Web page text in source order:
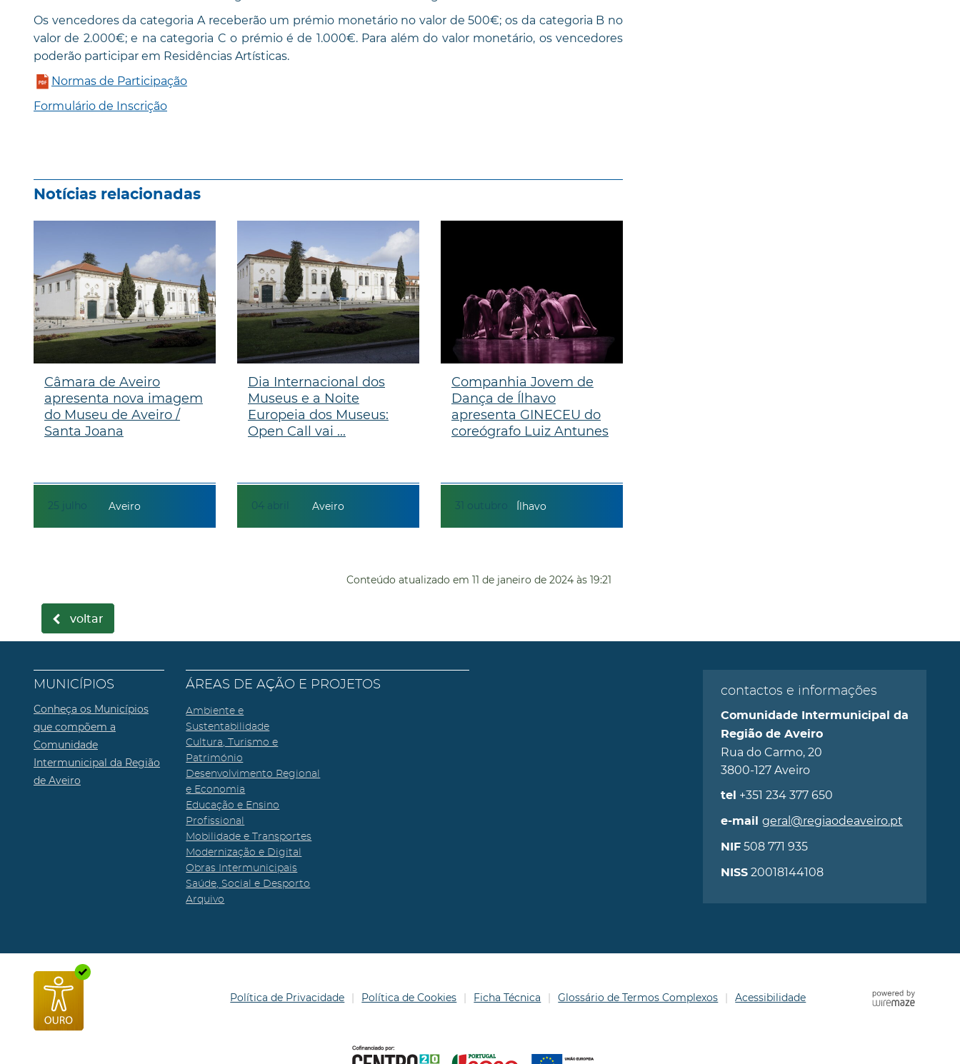
Os vencedores da categoria A receberão um prémio monetário no valor de 500€; os da categoria B no
valor de 2.000€; e na categoria C o prémio é de 1.000€. Para além do valor monetário, os vencedores
poderão participar em Residências Artísticas.
Normas de Participação
Formulário de Inscrição
Notícias relacionadas
25 julho
Câmara de Aveiro
apresenta nova imagem
do Museu de Aveiro /
Santa Joana
Aveiro 04 abril
Dia Internacional dos
Museus e a Noite
Europeia dos Museus:
Open Call vai ...
Aveiro 31 outubro
Companhia Jovem de
Dança de Ílhavo
apresenta GINECEU do
coreógrafo Luiz Antunes
Ílhavo
Conteúdo atualizado em 11 de janeiro de 2024 às 19:21
voltar
MUNICÍPIOS
Conheça os Municípios
que compõem a
Comunidade
Intermunicipal da Região
de Aveiro
ÁREAS DE AÇÃO E PROJETOS
Ambiente e
Sustentabilidade
Cultura, Turismo e
Património
Desenvolvimento Regional
e Economia
Educação e Ensino
Profissional
Mobilidade e Transportes
Modernização e Digital
Obras Intermunicipais
Saúde, Social e Desporto
Arquivo
contactos e informações
Comunidade Intermunicipal da
Região de Aveiro
Rua do Carmo, 20
3800-127 Aveiro
tel +351 234 377 650
e-mail geral@regiaodeaveiro.pt
NIF508 771 935
NISS20018144108
Política de Privacidade Política de Cookies Ficha Técnica Glossário de Termos Complexos Acessibilidade